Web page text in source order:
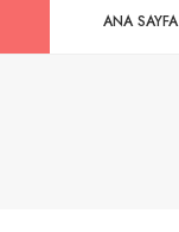
ANA SAYFA